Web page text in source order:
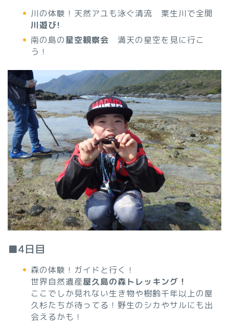
川の体験！天然アユも泳ぐ清流 栗生川で全開
川遊び!
南の島の星空観察会 満天の星空を見に行こ
う！
■4日目
森の体験！ガイドと行く！
世界自然遺産屋久島の森トレッキング！
ここでしか見れない生き物や樹齢千年以上の屋
久杉たちが待ってる！野生のシカやサルにも出
会えるかも！